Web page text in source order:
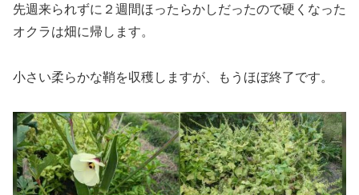
先週来られずに２週間ほったらかしだったので硬くなった
オクラは畑に帰します。
小さい柔らかな鞘を収穫しますが、もうほぼ終了です。